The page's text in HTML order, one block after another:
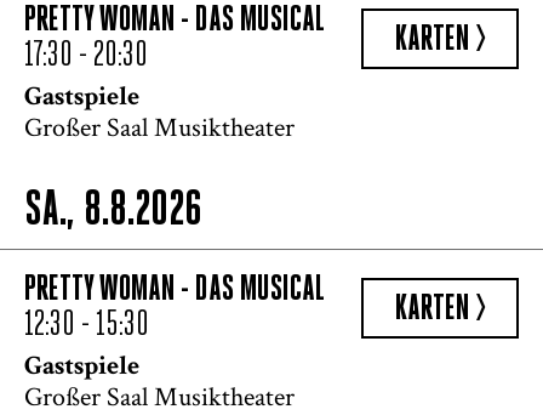
PRETTY WOMAN - DAS MUSICAL
17:30 - 20:30
KARTEN >
Gastspiele
Großer Saal Musiktheater
SA., 8.8.2026
PRETTY WOMAN - DAS MUSICAL
12:30 - 15:30
KARTEN >
Gastspiele
Großer Saal Musiktheater